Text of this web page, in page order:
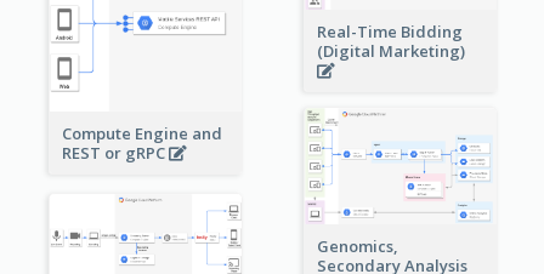
Real-Time Bidding
(Digital Marketing)
Compute Engine and
REST or gRPC
Genomics,
Secondary Analysis